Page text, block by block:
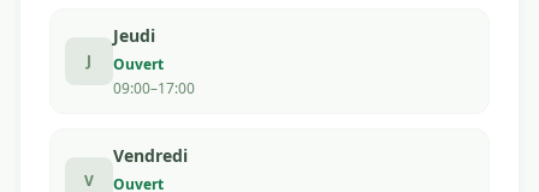
J
Jeudi
Ouvert
09:00–17:00
V
Vendredi
Ouvert